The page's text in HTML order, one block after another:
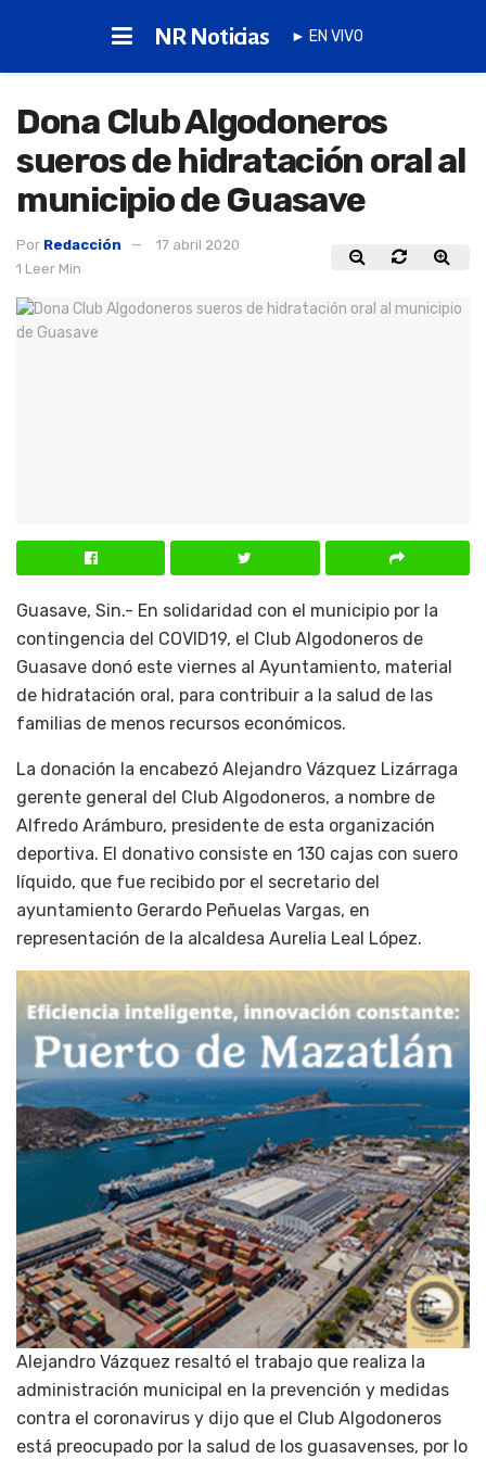
NR Noticias ► EN VIVO
Dona Club Algodoneros
sueros de hidratación oral al
municipio de Guasave
Por Redacción
17 abril 2020
1 Leer Min
Guasave, Sin.- En solidaridad con el municipio por la
contingencia del COVID19, el Club Algodoneros de
Guasave donó este viernes al Ayuntamiento, material
de hidratación oral, para contribuir a la salud de las
familias de menos recursos económicos.
La donación la encabezó Alejandro Vázquez Lizárraga
gerente general del Club Algodoneros, a nombre de
Alfredo Arámburo, presidente de esta organización
deportiva. El donativo consiste en 130 cajas con suero
líquido, que fue recibido por el secretario del
ayuntamiento Gerardo Peñuelas Vargas, en
representación de la alcaldesa Aurelia Leal López.
Alejandro Vázquez resaltó el trabajo que realiza la
administración municipal en la prevención y medidas
contra el coronavirus y dijo que el Club Algodoneros
está preocupado por la salud de los guasavenses, por lo